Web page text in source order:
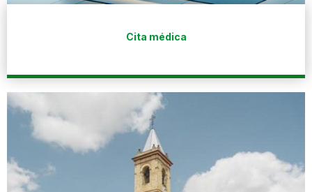
Cita médica